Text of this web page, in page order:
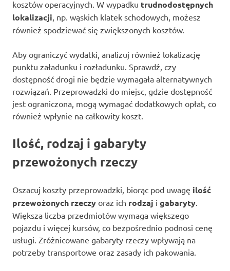
kosztów operacyjnych. W wypadku trudnodostępnych
lokalizacji , np. wąskich klatek schodowych, możesz
również spodziewać się zwiększonych kosztów.
Aby ograniczyć wydatki, analizuj również lokalizację
punktu załadunku i rozładunku. Sprawdź, czy
dostępność drogi nie będzie wymagała alternatywnych
rozwiązań. Przeprowadzki do miejsc, gdzie dostępność
jest ograniczona, mogą wymagać dodatkowych opłat, co
również wpłynie na całkowity koszt.
Ilość, rodzaj i gabaryty
przewożonych rzeczy
Oszacuj koszty przeprowadzki, biorąc pod uwagę ilość
przewożonych rzeczy oraz ich rodzaj i gabaryty
Większa liczba przedmiotów wymaga większego
pojazdu i więcej kursów, co bezpośrednio podnosi cenę
usługi. Zróżnicowane gabaryty rzeczy wpływają na
potrzeby transportowe oraz zasady ich pakowania.